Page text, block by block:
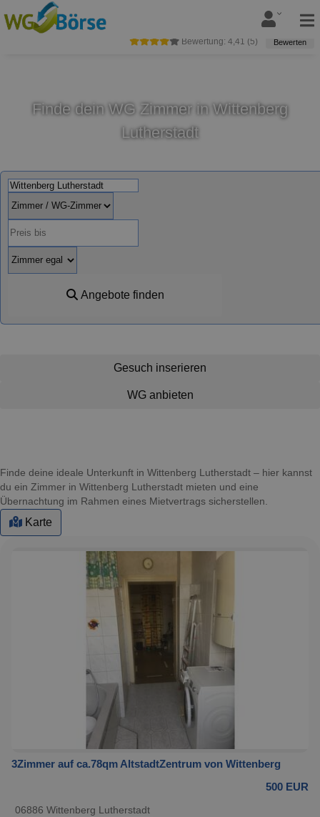
Bewertung: 4,41 (5) Bewerten
Finde dein WG Zimmer in Wittenberg
Lutherstadt
Angebote finden
Gesuch inserieren
WG anbieten
Finde deine ideale Unterkunft in Wittenberg Lutherstadt – hier kannst
du ein Zimmer in Wittenberg Lutherstadt mieten und eine
Übernachtung im Rahmen eines Mietvertrags sicherstellen.
Karte
3Zimmer auf ca.78qm AltstadtZentrum von Wittenberg
500 EUR
06886 Wittenberg Lutherstadt